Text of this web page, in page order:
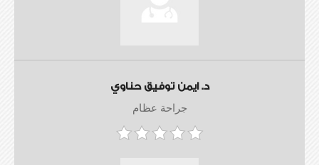
د. ايمن توفيق حناوي
جراحة عظام